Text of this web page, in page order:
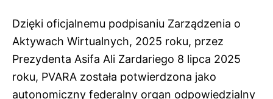
Dzięki oficjalnemu podpisaniu Zarządzenia o
Aktywach Wirtualnych, 2025 roku, przez
Prezydenta Asifa Ali Zardariego 8 lipca 2025
roku, PVARA została potwierdzona jako
autonomiczny federalny organ odpowiedzialny